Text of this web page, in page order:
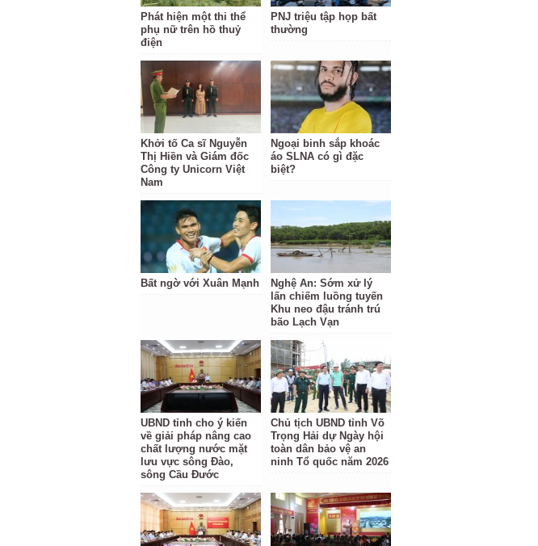
Phát hiện một thi thể
phụ nữ trên hồ thuỷ
điện
PNJ triệu tập họp bất
thường
Khởi tố Ca sĩ Nguyễn
Thị Hiền và Giám đốc
Công ty Unicorn Việt
Nam
Ngoại binh sắp khoác
áo SLNA có gì đặc
biệt?
Bất ngờ với Xuân Mạnh
Nghệ An: Sớm xử lý
lấn chiếm luồng tuyến
Khu neo đậu tránh trú
bão Lạch Vạn
UBND tỉnh cho ý kiến
về giải pháp nâng cao
chất lượng nước mặt
lưu vực sông Đào,
sông Cầu Đước
Chủ tịch UBND tỉnh Võ
Trọng Hải dự Ngày hội
toàn dân bảo vệ an
ninh Tổ quốc năm 2026